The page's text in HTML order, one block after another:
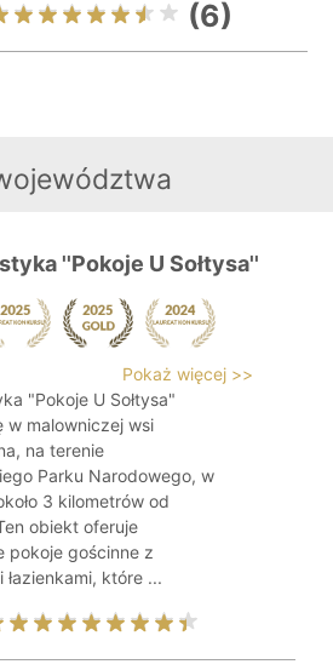
(6)
''Pokoje U Sołtysa''
Pokaż więcej >>
"Pokoje U Sołtysa"
w malowniczej wsi
na terenie
Parku Narodowego, w
3 kilometrów od
obiekt oferuje
pokoje gościnne z
które ...